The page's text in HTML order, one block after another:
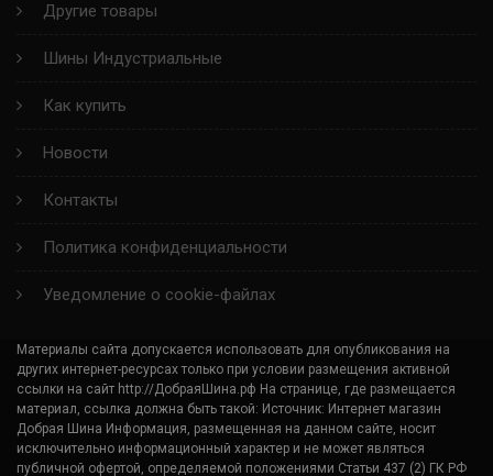
Другие товары
Шины Индустриальные
Как купить
Новости
Контакты
Политика конфиденциальности
Уведомление о cookie-файлах
Материалы сайта допускается использовать для опубликования на
других интернет-ресурсах только при условии размещения активной
ссылки на сайт http://ДобраяШина.рф На странице, где размещается
материал, ссылка должна быть такой: Источник: Интернет магазин
Добрая Шина Информация, размещенная на данном сайте, носит
исключительно информационный характер и не может являться
публичной офертой, определяемой положениями Статьи 437 (2) ГК РФ